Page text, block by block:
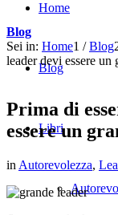
Home
Blog
Libri
Blog
Sei in: Home1 / Blog
leader devi essere un
Prima di
essere un
in Autorevolezza,